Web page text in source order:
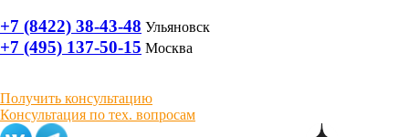
+7 (8422) 38-43-48 Ульяновск
+7 (495) 137-50-15 Москва
Получить консультацию
Консультация по тех. вопросам